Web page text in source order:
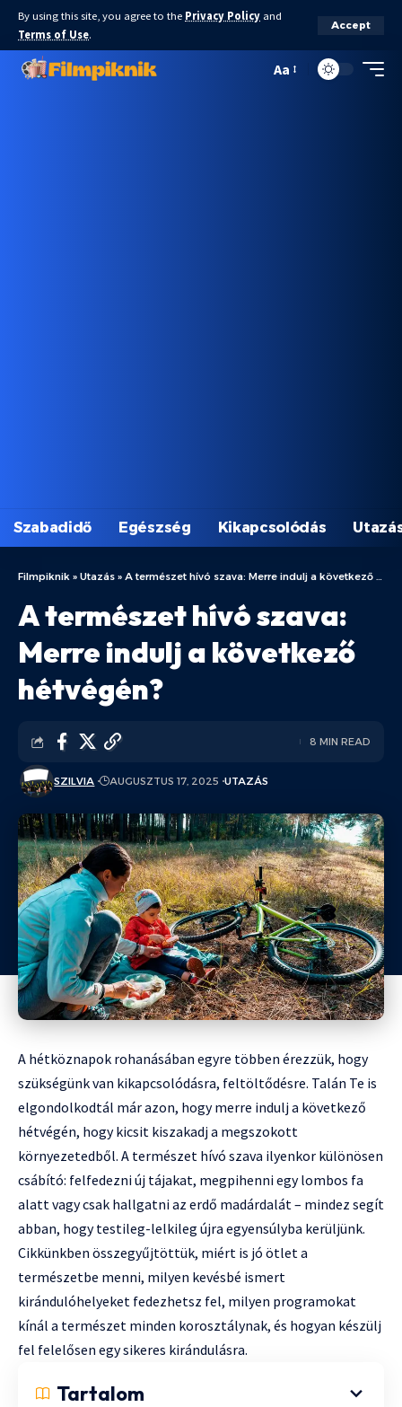
By using this site, you agree to the Privacy Policy and
Terms of Use.
Accept
Aa
Szabadidő Egészség Kikapcsolódás
Filmpiknik » Utazás » A természet hívó szava: Merre indulj a következő hétvégén?
A természet hívó szava:
Merre indulj a következő
hétvégén?
SZILVIA AUGUSZTUS 17, 2025 UTAZÁS
8 MIN READ
A hétköznapok rohanásában egyre többen érezzük, hogy
szükségünk van kikapcsolódásra, feltöltődésre. Talán Te is
elgondolkodtál már azon, hogy merre indulj a következő
hétvégén, hogy kicsit kiszakadj a megszokott
környezetedből. A természet hívó szava ilyenkor különösen
csábító: felfedezni új tájakat, megpihenni egy lombos fa
alatt vagy csak hallgatni az erdő madárdalát – mindez segít
abban, hogy testileg-lelkileg újra egyensúlyba kerüljünk.
Cikkünkben összegyűjtöttük, miért is jó ötlet a
természetbe menni, milyen kevésbé ismert
kirándulóhelyeket fedezhetsz fel, milyen programokat
kínál a természet minden korosztálynak, és hogyan készülj
fel felelősen egy sikeres kirándulásra.
Tartalom